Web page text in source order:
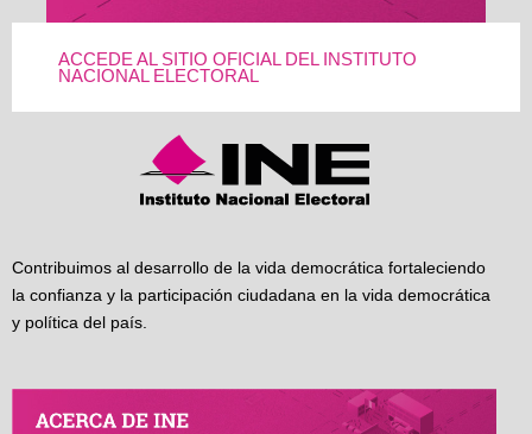
ACCEDE AL SITIO OFICIAL DEL INSTITUTO
NACIONAL ELECTORAL
Contribuimos al desarrollo de la vida democrática fortaleciendo
la confianza y la participación ciudadana en la vida democrática
y política del país.